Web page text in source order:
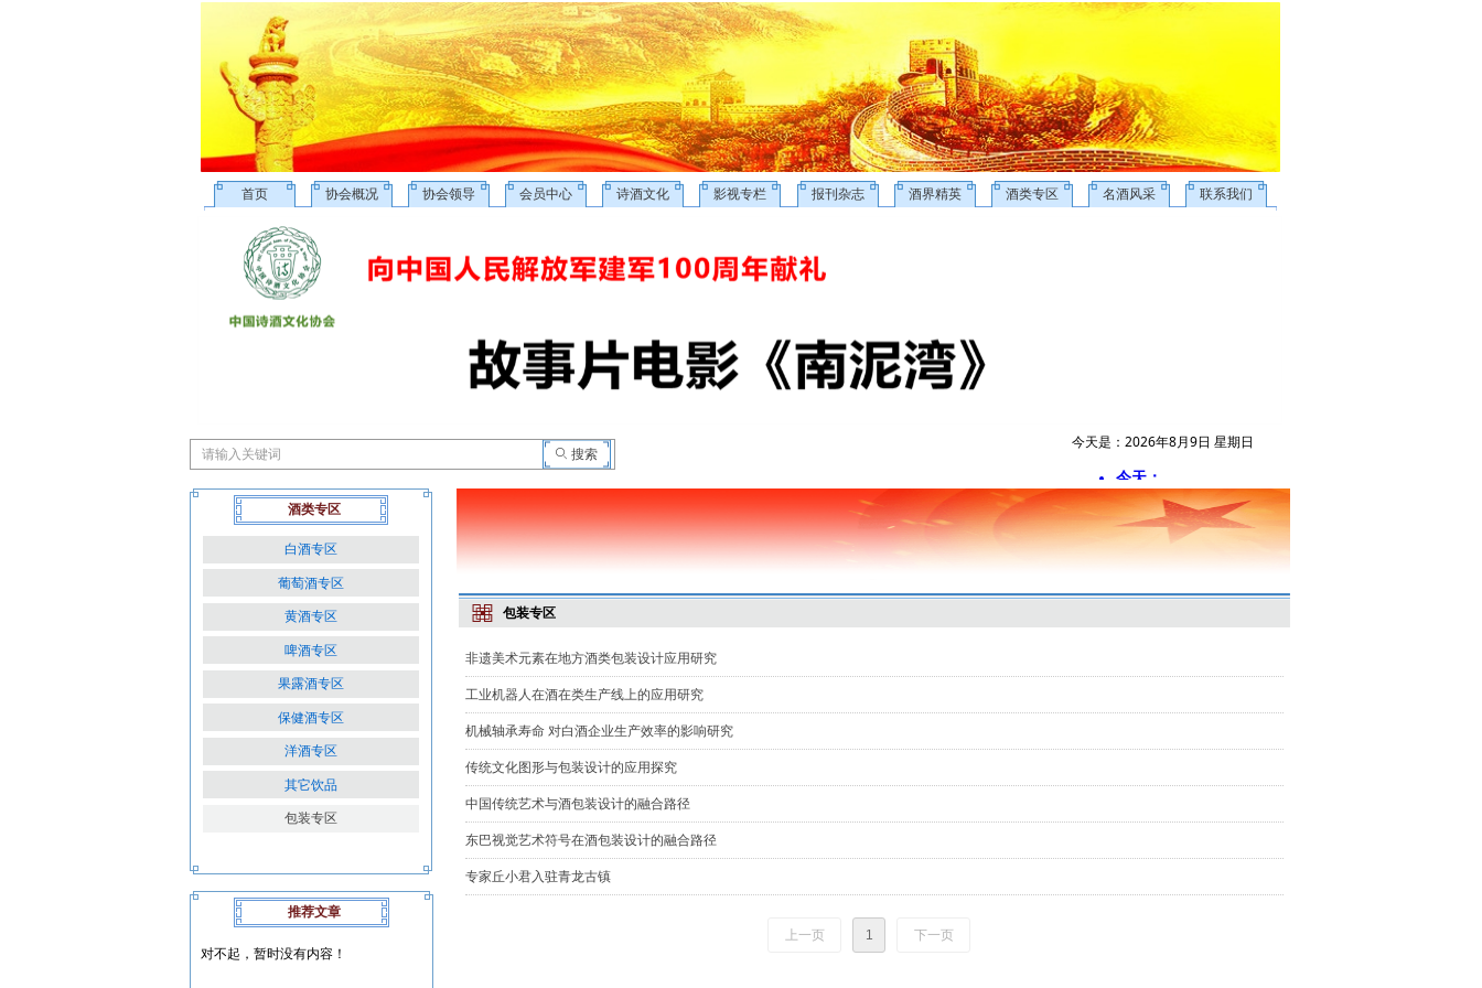
首页 协会概况 协会领导 会员中心 诗酒文化 影视专栏 报刊杂志 酒界精英 酒类专区 名酒风采 联系我们
今天是：2026年8月9日 星期日
ꄙ 搜索
酒类专区
白酒专区
葡萄酒专区
黄酒专区
啤酒专区
果露酒专区
保健酒专区
洋酒专区
其它饮品
包装专区
推荐文章
对不起，暂时没有内容！
包装专区
非遗美术元素在地方酒类包装设计应用研究
工业机器人在酒在类生产线上的应用研究
机械轴承寿命 对白酒企业生产效率的影响研究
传统文化图形与包装设计的应用探究
中国传统艺术与酒包装设计的融合路径
东巴视觉艺术符号在酒包装设计的融合路径
专家丘小君入驻青龙古镇
上一页 1 下一页